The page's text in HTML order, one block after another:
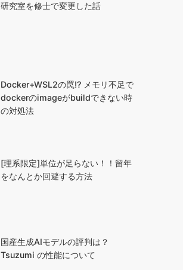
研究室を修士で変更した話
Docker+WSL2の罠!? メモリ不足で
dockerのimageがbuildできない時
の対処法
[理系限定]単位が足らない！！留年
をなんとか回避する方法
国産生成AIモデルの評判は？
Tsuzumi の性能について